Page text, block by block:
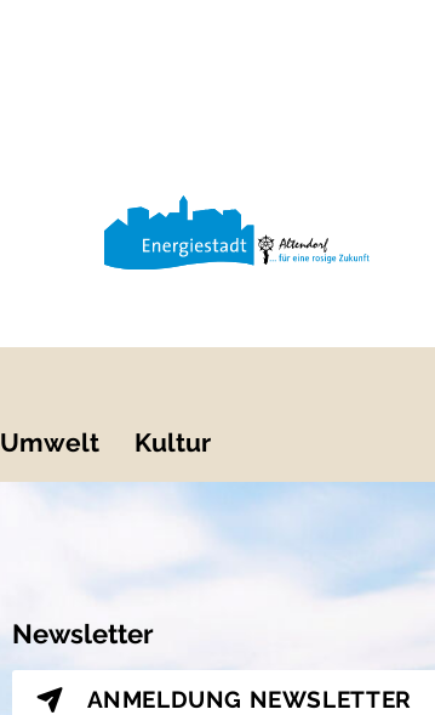
Umwelt Kultur
Newsletter
ANMELDUNG NEWSLETTER